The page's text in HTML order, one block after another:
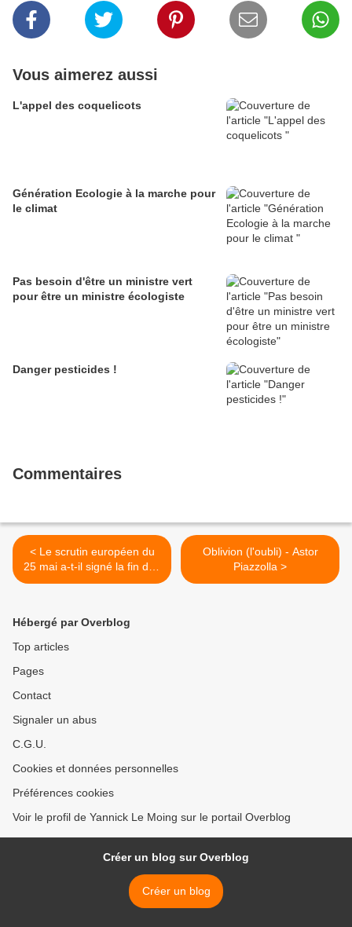
Vous aimerez aussi
L'appel des coquelicots
Génération Ecologie à la marche pour
le climat
Pas besoin d'être un ministre vert
pour être un ministre écologiste
Danger pesticides !
Commentaires
< Le scrutin européen du
25 mai a-t-il signé la fin des
partis traditionnels ?
Oblivion (l'oubli) - Astor
Piazzolla >
Hébergé par Overblog
Top articles
Pages
Contact
Signaler un abus
C.G.U.
Cookies et données personnelles
Préférences cookies
Voir le profil de Yannick Le Moing sur le portail Overblog
Créer un blog sur Overblog
Créer un blog